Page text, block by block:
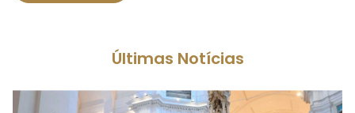
Últimas Notícias